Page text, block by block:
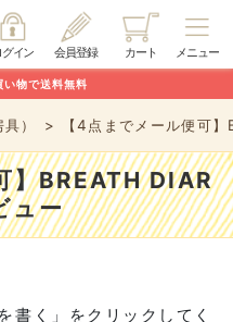
メニュー
カート
会員登録
グイン
物で送料無料
） 【4点までメール便可
】BREATH DIAR
ュー
書く」をクリックしてく